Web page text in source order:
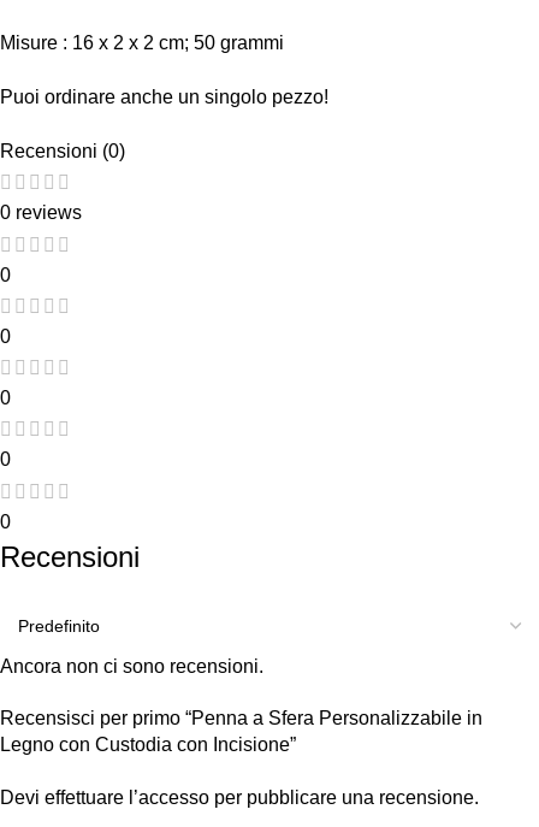
Misure : 16 x 2 x 2 cm; 50 grammi
Puoi ordinare anche un singolo pezzo!
Recensioni (0)
0 reviews
0
0
0
0
0
Recensioni
Ancora non ci sono recensioni.
Recensisci per primo “Penna a Sfera Personalizzabile in
Legno con Custodia con Incisione”
Devi effettuare l’accesso per pubblicare una recensione.